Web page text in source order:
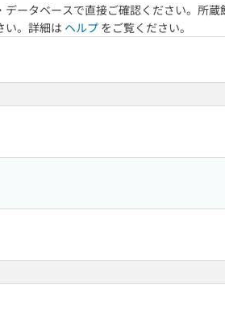
ータベースで直接ご確認ください。所
い。詳細は ヘルプ をご覧ください。